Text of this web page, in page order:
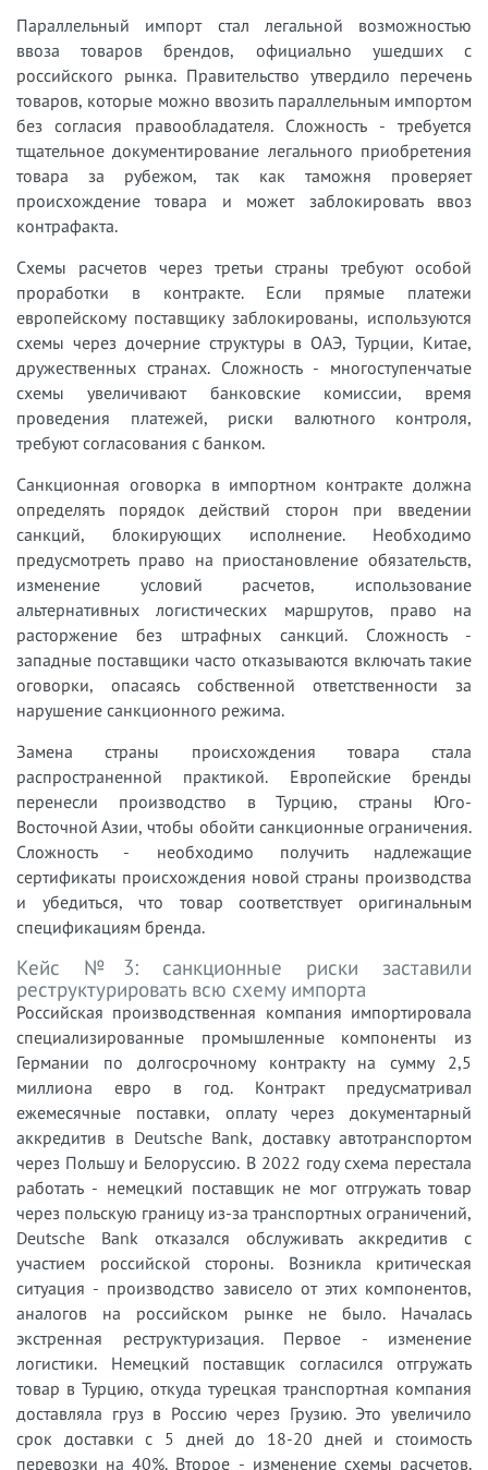
Параллельный импорт стал легальной возможностью
ввоза товаров брендов, официально ушедших с
российского рынка. Правительство утвердило перечень
товаров, которые можно ввозить параллельным импортом
без согласия правообладателя. Сложность - требуется
тщательное документирование легального приобретения
товара за рубежом, так как таможня проверяет
происхождение товара и может заблокировать ввоз
контрафакта.
Схемы расчетов через третьи страны требуют особой
проработки в контракте. Если прямые платежи
европейскому поставщику заблокированы, используются
схемы через дочерние структуры в ОАЭ, Турции, Китае,
дружественных странах. Сложность - многоступенчатые
схемы увеличивают банковские комиссии, время
проведения платежей, риски валютного контроля,
требуют согласования с банком.
Санкционная оговорка в импортном контракте должна
определять порядок действий сторон при введении
санкций, блокирующих исполнение. Необходимо
предусмотреть право на приостановление обязательств,
изменение условий расчетов, использование
альтернативных логистических маршрутов, право на
расторжение без штрафных санкций. Сложность -
западные поставщики часто отказываются включать такие
оговорки, опасаясь собственной ответственности за
нарушение санкционного режима.
Замена страны происхождения товара стала
распространенной практикой. Европейские бренды
перенесли производство в Турцию, страны Юго-
Восточной Азии, чтобы обойти санкционные ограничения.
Сложность - необходимо получить надлежащие
сертификаты происхождения новой страны производства
и убедиться, что товар соответствует оригинальным
спецификациям бренда.
Кейс №3: санкционные риски заставили
реструктурировать всю схему импорта
Российская производственная компания импортировала
специализированные промышленные компоненты из
Германии по долгосрочному контракту на сумму 2,5
миллиона евро в год. Контракт предусматривал
ежемесячные поставки, оплату через документарный
аккредитив в Deutsche Bank, доставку автотранспортом
через Польшу и Белоруссию. В 2022 году схема перестала
работать - немецкий поставщик не мог отгружать товар
через польскую границу из-за транспортных ограничений,
Deutsche Bank отказался обслуживать аккредитив с
участием российской стороны. Возникла критическая
ситуация - производство зависело от этих компонентов,
аналогов на российском рынке не было. Началась
экстренная реструктуризация. Первое - изменение
логистики. Немецкий поставщик согласился отгружать
товар в Турцию, откуда турецкая транспортная компания
доставляла груз в Россию через Грузию. Это увеличило
срок доставки с 5 дней до 18-20 дней и стоимость
перевозки на 40%. Второе - изменение схемы расчетов.